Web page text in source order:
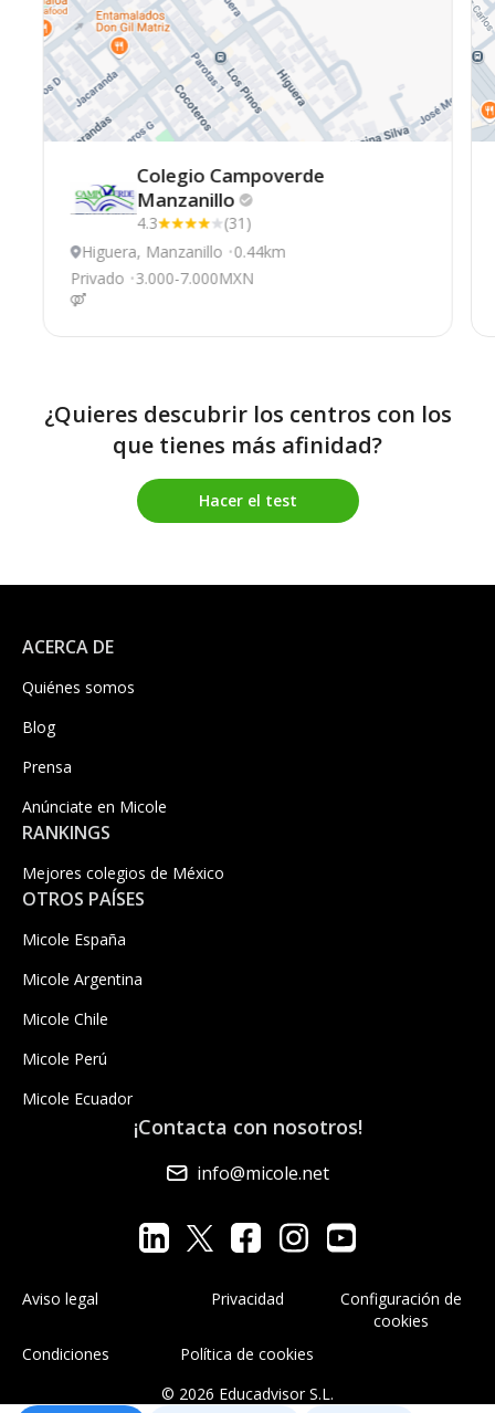
Colegio Campoverde
Manzanillo
4.3
(31)
Higuera, Manzanillo 0.44km
Privado 3.000-7.000MXN
¿Quieres descubrir los centros con los
que tienes más afinidad?
Hacer el test
ACERCA DE
Quiénes somos
Blog
Prensa
Anúnciate en Micole
RANKINGS
Mejores colegios de México
OTROS PAÍSES
Micole España
Micole Argentina
Micole Chile
Micole Perú
Micole Ecuador
¡Contacta con nosotros!
info@micole.net
Aviso legal Privacidad
Configuración de
cookies
Condiciones
Política de cookies
© 2026 Educadvisor S.L.